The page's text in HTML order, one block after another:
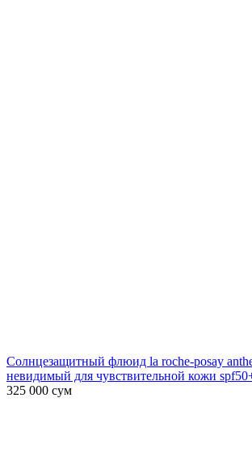
Солнцезащитный флюид la roche-posay
невидимый для чувствительной кожи
325 000 сум